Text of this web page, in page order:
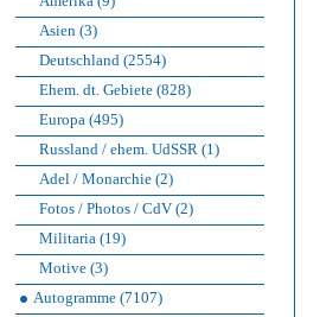
Asien (3)
Deutschland (2554)
Ehem. dt. Gebiete (828)
Europa (495)
Russland / ehem. UdSSR (1)
Adel / Monarchie (2)
Fotos / Photos / CdV (2)
Militaria (19)
Motive (3)
Autogramme (7107)